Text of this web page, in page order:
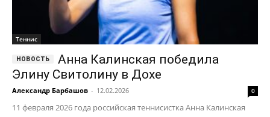
Теннис
Анна Калинская победила
Элину Свитолину в Дохе
Александр Барбашов - 12.02.2026 0
11 февраля 2026 года российская теннисистка Анна Калинская